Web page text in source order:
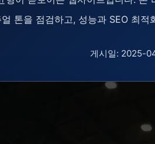
톤을 점검하고, 성능과 SEO 최적
게시일: 2025-